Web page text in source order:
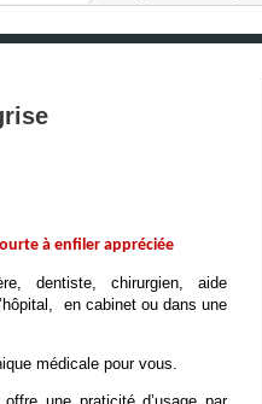
à enfiler appréciée
dentiste, chirurgien, aide
en cabinet ou dans une
médicale pour vous.